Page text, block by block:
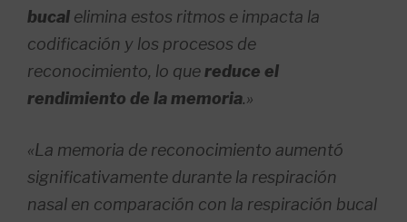
bucal elimina estos ritmos e impacta la
codificación y los procesos de
reconocimiento, lo quereduce el
rendimiento de la memoria.»
«La memoria de reconocimiento aumentó
significativamente durante la respiración
nasal en comparación con la respiración bucal